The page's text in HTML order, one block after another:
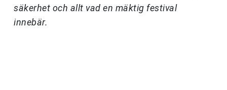
säkerhet och allt vad en mäktig festival
innebär.